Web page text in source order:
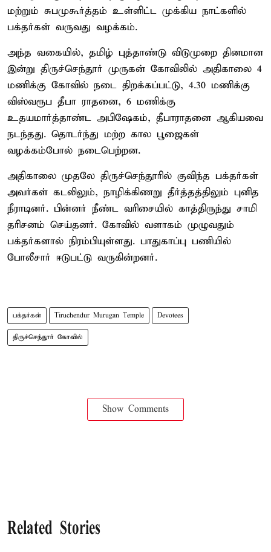
மற்றும் சுபமுகூர்த்தம் உள்ளிட்ட முக்கிய நாட்களில்
பக்தர்கள் வருவது வழக்கம்.
அந்த வகையில், தமிழ் புத்தாண்டு விடுமுறை தினமான
இன்று திருச்செந்தூர் முருகன் கோவிலில் அதிகாலை 4
மணிக்கு கோவில் நடை திறக்கப்பட்டு, 4.30 மணிக்கு
விஸ்வரூப தீபா ராதனை, 6 மணிக்கு
உதயமார்த்தாண்ட அபிஷேகம், தீபாராதனை ஆகியவை
நடந்தது. தொடர்ந்து மற்ற கால பூஜைகள்
வழக்கம்போல் நடைபெற்றன.
அதிகாலை முதலே திருச்செந்தூரில் குவிந்த பக்தர்கள்
அவர்கள் கடலிலும், நாழிக்கிணறு தீர்த்தத்திலும் புனித
நீராடினர். பின்னர் நீண்ட வரிசையில் காத்திருந்து சாமி
தரிசனம் செய்தனர். கோவில் வளாகம் முழுவதும்
பக்தர்களால் நிரம்பியுள்ளது. பாதுகாப்பு பணியில்
போலீசார் ஈடுபட்டு வருகின்றனர்.
பக்தர்கள் Tiruchendur Murugan Temple Devotees
திருச்செந்தூர் கோவில்
Show Comments
Related Stories